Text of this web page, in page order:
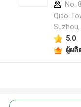
No.
Qiao
5.0
ผู้ผลิ